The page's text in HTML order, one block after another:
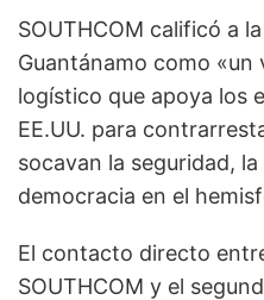
SOUTHCOM calificó a
Guantánamo como
logístico que apoya los
EE.UU. para
socavan la seguridad,
democracia en el
El contacto directo
SOUTHCOM y el